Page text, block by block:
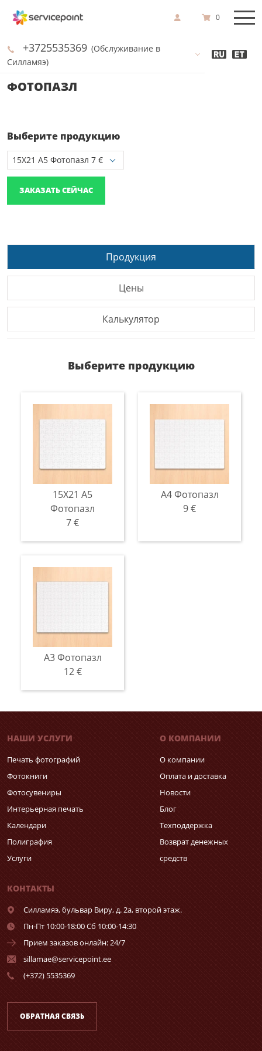
+3725535369 (Обслуживание в
Силламяэ)
0
ФОТОПАЗЛ
Выберите продукцию
ЗАКАЗАТЬ СЕЙЧАС
Продукция
Цены
Калькулятор
Выберите продукцию
15X21 A5
Фотопазл
7 €
А4 Фотопазл
9 €
A3 Фотопазл
12 €
НАШИ УСЛУГИ
Печать фотографий
Фотокниги
Фотосувениры
Интерьерная печать
Календари
Полиграфия
Услуги
О КОМПАНИИ
О компании
Оплата и доставка
Новости
Блог
Техподдержка
Возврат денежных
средств
КОНТАКТЫ
Силламяэ,бульвар Виру, д. 2а, второй этаж.
Пн-Пт 10:00-18:00 Сб 10:00-14:30
Прием заказов онлайн: 24/7
sillamae@servicepoint.ee
(+372) 5535369
ОБРАТНАЯ СВЯЗЬ